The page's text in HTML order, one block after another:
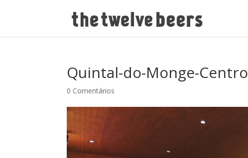
Quintal-do-Monge-Centro
0 Comentários